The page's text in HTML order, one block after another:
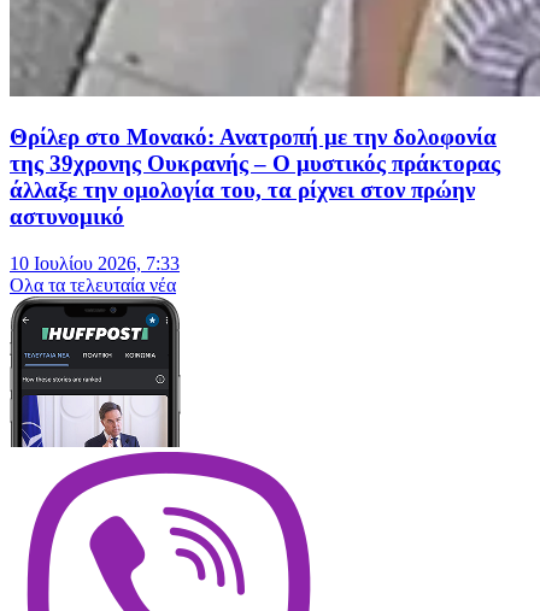
Θρίλερ στο Μονακό: Ανατροπή με την δολοφονία
της 39χρονης Ουκρανής – Ο μυστικός πράκτορας
άλλαξε την ομολογία του, τα ρίχνει στον πρώην
αστυνομικό
10 Ιουλίου 2026, 7:33
Oλα τα τελευταία νέα